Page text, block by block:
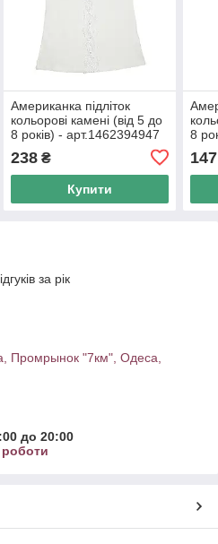
Американка підліток
кольорові камені (від 5 до
8 років) - арт.1462394947
238₴
Купити
8
147
за рік
Промрынок "7км", Одеса,
до 20:00
роботи